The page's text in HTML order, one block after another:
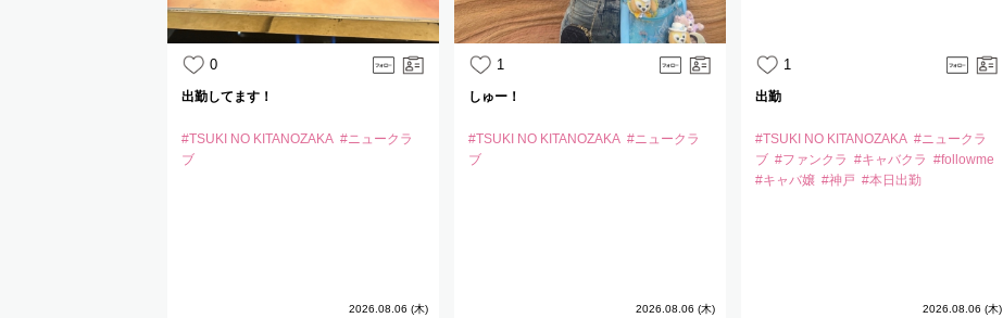
0
出勤してます！
#TSUKI NO KITANOZAKA #ニュークラ
ブ
2026.08.06 (木)
1
しゅー！
#TSUKI NO KITANOZAKA #ニュークラ
ブ
2026.08.06 (木)
1
出勤
#TSUKI NO KITANOZAKA #ニュークラ
ブ #ファンクラ #キャバクラ #followme
#キャバ嬢 #神戸 #本日出勤
2026.08.06 (木)